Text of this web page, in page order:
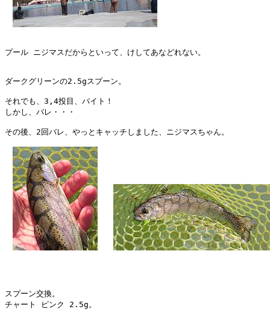
プール ニジマスだからといって、けしてあなどれない。
ダークグリーンの2.5gスプーン。
それでも、3,4投目、バイト！
しかし、バレ・・・
その後、2回バレ、やっとキャッチしました、ニジマスちゃん。
スプーン交換。
チャート ピンク 2.5g。